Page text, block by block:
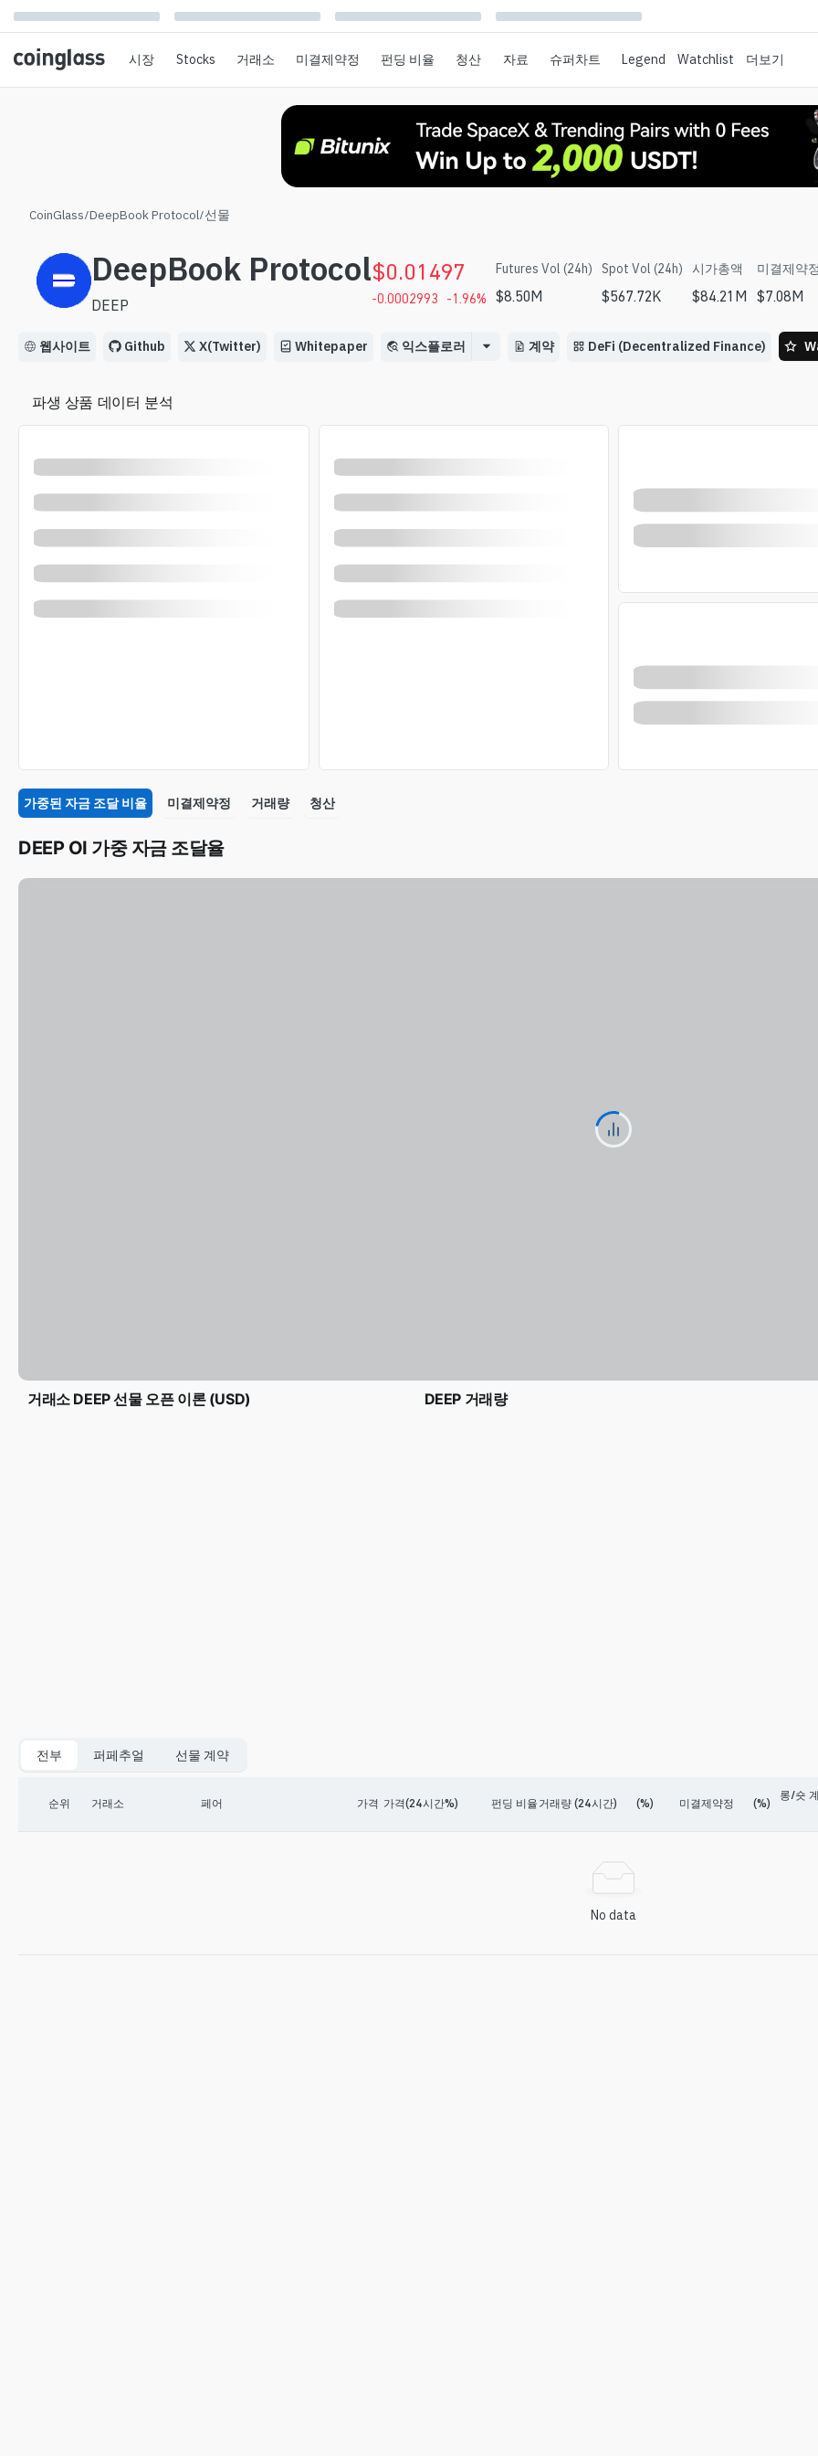
시장 Stocks 거래소 미결제약정 펀딩 비율 청산 자료 슈퍼차트 Legend Watchlist 더보기
CoinGlass/DeepBook Protocol/선물
DeepBook Protocol
DEEP
$0.01497
-0.0002993 -1.96%
Futures Vol (24h)
$8.50M
Spot Vol (24h)
$567.72K
시가총액
$84.21M
미결제약
$7.08M
웹사이트 Github X(Twitter) Whitepaper 익스플로러 계약 DeFi (Decentralized Finance)
파생 상품 데이터 분석
가중된 자금 조달 비율 미결제약정 거래량 청산
DEEP OI 가중 자금 조달율
거래소 DEEP 선물 오픈 이론 (USD) DEEP 거래량
전부 퍼페추얼 선물 계약
순위 거래소 페어 가격 가격(24시간%) 펀딩 비율 거래량 (24시간) (%) 미결제약정 (%)
롱/숏
No data